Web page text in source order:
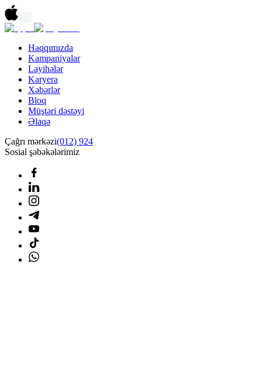
Haqqımızda
Kampaniyalar
Layihələr
Karyera
Xəbərlər
Bloq
Müştəri dəstəyi
Əlaqə
Çağrı mərkəzi(012) 924
Sosial şəbəkələrimiz